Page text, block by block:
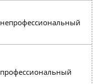
непрофессиональный
профессиональный